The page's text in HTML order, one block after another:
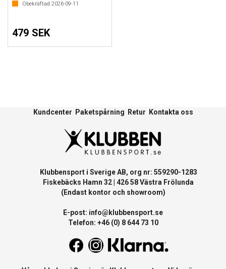
Obekräftad 2026-09-11
479 SEK
Kundcenter Paketspårning Retur Kontakta oss
Klubbensport i Sverige AB, org nr: 559290-1283
Fiskebäcks Hamn 32 | 426 58 Västra Frölunda
(Endast kontor och showroom)
E-post: info@klubbensport.se
Telefon: +46 (0) 8 644 73 10